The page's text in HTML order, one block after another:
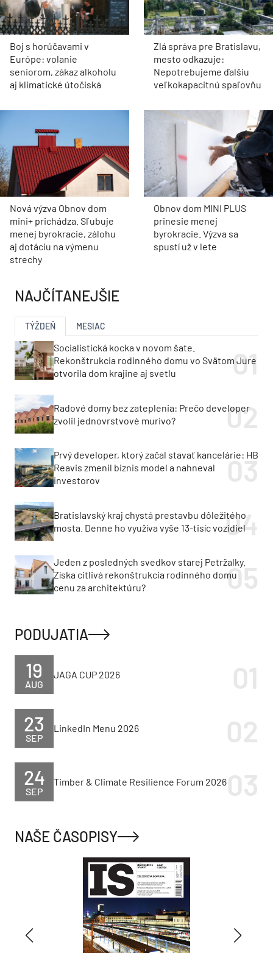
Boj s horúčavami v
Európe: volanie
seniorom, zákaz alkoholu
aj klimatické útočiská
Zlá správa pre Bratislavu,
mesto odkazuje:
Nepotrebujeme ďalšiu
veľkokapacitnú spaľovňu
Nová výzva Obnov dom
mini+ prichádza. Sľubuje
menej byrokracie, zálohu
aj dotáciu na výmenu
strechy
Obnov dom MINI PLUS
prinesie menej
byrokracie. Výzva sa
spustí už v lete
NAJČÍTANEJŠIE
TÝŽDEŇ MESIAC
Socialistická kocka v novom šate.
Rekonštrukcia rodinného domu vo Svätom Jure
otvorila dom krajine aj svetlu
Radové domy bez zateplenia: Prečo developer
zvolil jednovrstvové murivo?
Prvý developer, ktorý začal stavať kancelárie: HB
Reavis zmenil biznis model a nahneval
investorov
Bratislavský kraj chystá prestavbu dôležitého
mosta. Denne ho využíva vyše 13-tisíc vozidiel
Jeden z posledných svedkov starej Petržalky.
Získa citlivá rekonštrukcia rodinného domu
cenu za architektúru?
PODUJATIA
AUG
19 JAGA CUP 2026
SEP
23 LinkedIn Menu 2026
SEP
24 Timber & Climate Resilience Forum 2026
NAŠE ČASOPISY